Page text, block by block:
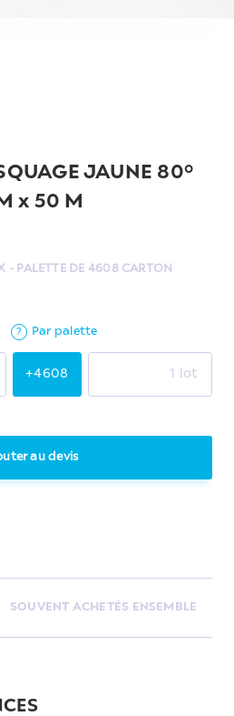
JAUNE 80°
x 50 M
- PALETTE DE 4608 CARTON
? Par palette
+4608 1 lot
au devis
SOUVENT ACHETÉS ENSEMBLE